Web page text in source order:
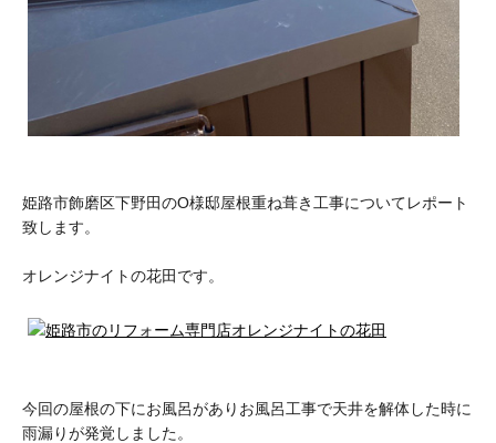
姫路市飾磨区下野田のO様邸屋根重ね葺き工事についてレポート
致します。
オレンジナイトの花田です。
今回の屋根の下にお風呂がありお風呂工事で天井を解体した時に
雨漏りが発覚しました。